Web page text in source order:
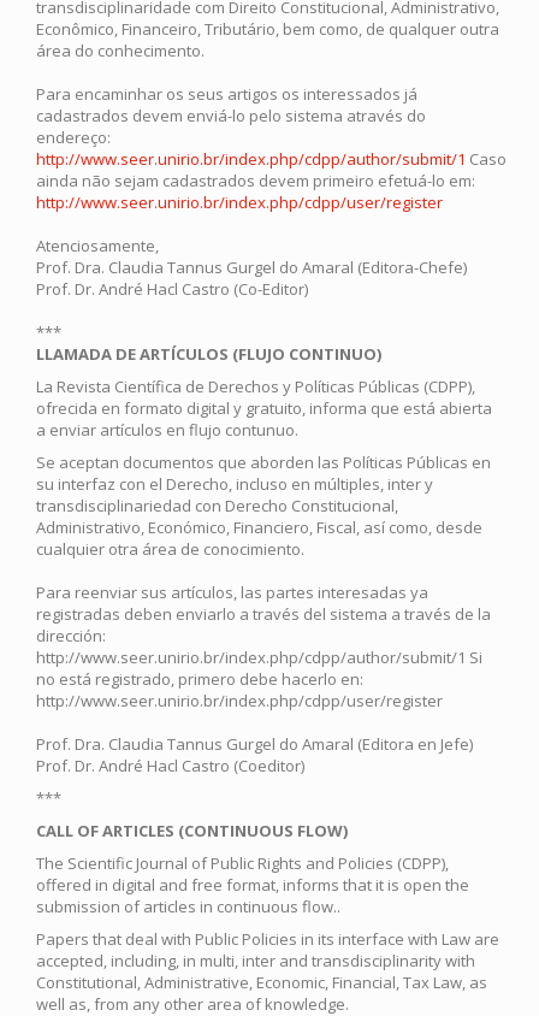
transdisciplinaridade com Direito Constitucional, Administrativo,
Econômico, Financeiro, Tributário, bem como, de qualquer outra
área do conhecimento.
Para encaminhar os seus artigos os interessados já
cadastrados devem enviá-lo pelo sistema através do
endereço:
http://www.seer.unirio.br/index.php/cdpp/author/submit/1 Caso
ainda não sejam cadastrados devem primeiro efetuá-lo em:
http://www.seer.unirio.br/index.php/cdpp/user/register
Atenciosamente,
Prof. Dra. Claudia Tannus Gurgel do Amaral (Editora-Chefe)
Prof. Dr. André Hacl Castro (Co-Editor)
***
LLAMADA DE ARTÍCULOS (FLUJO CONTINUO)
La Revista Científica de Derechos y Políticas Públicas (CDPP),
ofrecida en formato digital y gratuito, informa que está abierta
a enviar artículos en flujo contunuo.
Se aceptan documentos que aborden las Políticas Públicas en
su interfaz con el Derecho, incluso en múltiples, inter y
transdisciplinariedad con Derecho Constitucional,
Administrativo, Económico, Financiero, Fiscal, así como, desde
cualquier otra área de conocimiento.
Para reenviar sus artículos, las partes interesadas ya
registradas deben enviarlo a través del sistema a través de la
dirección:
http://www.seer.unirio.br/index.php/cdpp/author/submit/1 Si
no está registrado, primero debe hacerlo en:
http://www.seer.unirio.br/index.php/cdpp/user/register
Prof. Dra. Claudia Tannus Gurgel do Amaral (Editora en Jefe)
Prof. Dr. André Hacl Castro (Coeditor)
***
CALL OF ARTICLES (CONTINUOUS FLOW)
The Scientific Journal of Public Rights and Policies (CDPP),
offered in digital and free format, informs that it is open the
submission of articles in continuous flow..
Papers that deal with Public Policies in its interface with Law are
accepted, including, in multi, inter and transdisciplinarity with
Constitutional, Administrative, Economic, Financial, Tax Law, as
well as, from any other area of knowledge.